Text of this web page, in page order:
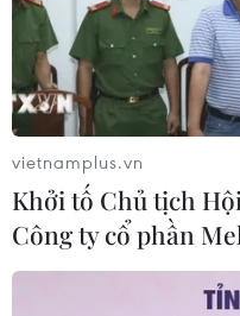
vietnamplus.vn
Khởi tố Chủ tịch
Công ty cổ phần